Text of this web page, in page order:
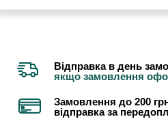
Відправка в день
якщо замовлення
Замовлення до 200
відправка за